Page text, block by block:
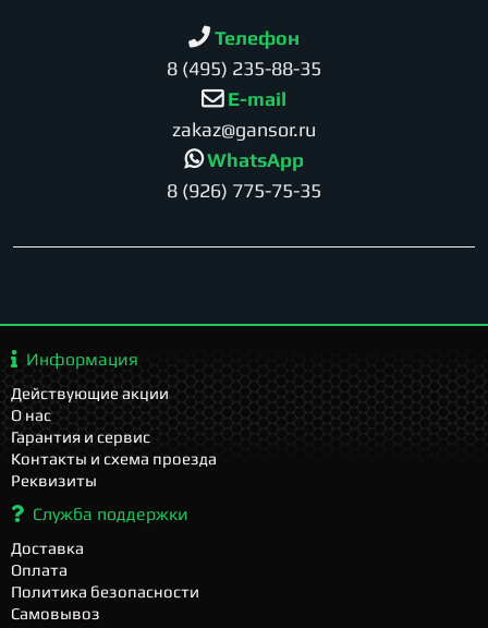
Телефон
8 (495) 235-88-35
E-mail
zakaz@gansor.ru
WhatsApp
8 (926) 775-75-35
Информация
Действующие акции
О нас
Гарантия и сервис
Контакты и схема проезда
Реквизиты
Служба поддержки
Доставка
Оплата
Политика безопасности
Самовывоз